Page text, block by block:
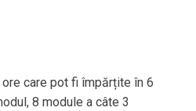
care pot fi împărțite în 6
8 module a câte 3